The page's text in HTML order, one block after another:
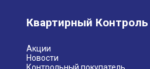
Квартирный Контроль
Акции
Новости